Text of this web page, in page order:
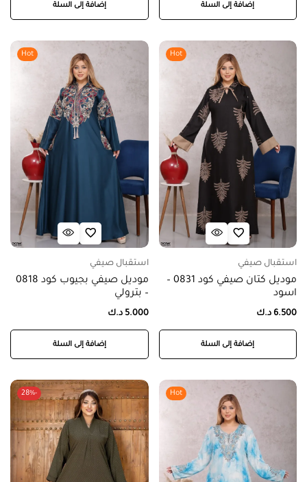
إضافة إلى السلة إضافة إلى السلة
Hot
استقبال صيفي
موديل كتان صيفي كود 0831 –
اسود
6.500 د.ك
إضافة إلى السلة
Hot
استقبال صيفي
موديل صيفي بجيوب كود 0818
– بترولي
5.000 د.ك
إضافة إلى السلة
Hot
-28%